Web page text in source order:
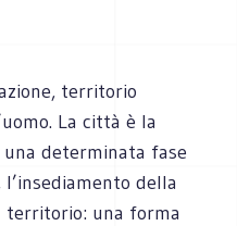
territorio
La città è la
determinata fase
della
territorio: una forma